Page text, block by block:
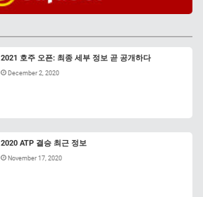
2021 호주 오픈: 최종 세부 정보 곧 공개하다
December 2, 2020
2020 ATP 결승 최근 정보
November 17, 2020